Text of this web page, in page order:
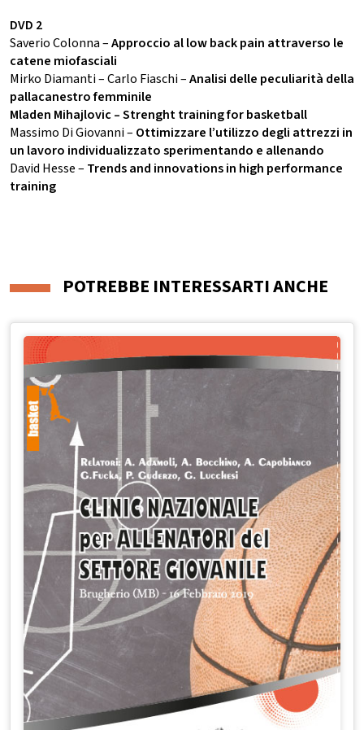
DVD 2
Saverio Colonna –Approccio al low back pain attraverso le
catene miofasciali
Mirko Diamanti – Carlo Fiaschi –Analisi delle peculiarità della
pallacanestro femminile
Mladen Mihajlovic – Strenght training for basketball
Massimo Di Giovanni – Ottimizzare l’utilizzo degli attrezzi in
un lavoro individualizzato sperimentando e allenando
David Hesse – Trends and innovations in high performance
training
POTREBBE INTERESSARTI ANCHE